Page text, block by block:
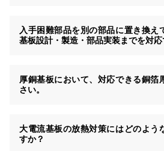
入手困難部品を別の部品に置き換え
基板設計・製造・部品実装までを対応
厚銅基板において、対応できる銅箔
さい。
大電流基板の放熱対策にはどのよう
すか？